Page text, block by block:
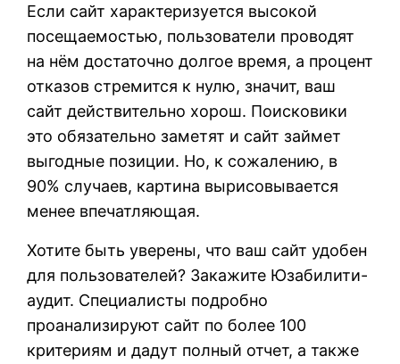
Если сайт характеризуется высокой
посещаемостью, пользователи проводят
на нём достаточно долгое время, а процент
отказов стремится к нулю, значит, ваш
сайт действительно хорош. Поисковики
это обязательно заметят и сайт займет
выгодные позиции. Но, к сожалению, в
90% случаев, картина вырисовывается
менее впечатляющая.
Хотите быть уверены, что ваш сайт удобен
для пользователей? Закажите Юзабилити-
аудит. Специалисты подробно
проанализируют сайт по более 100
критериям и дадут полный отчет, а также